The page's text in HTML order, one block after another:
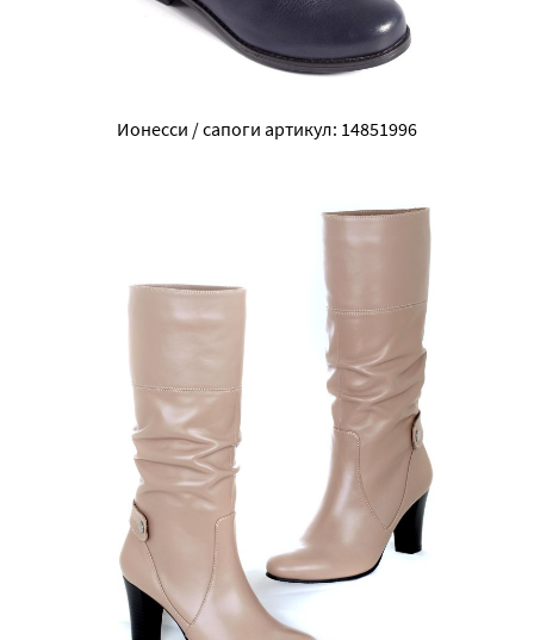
Ионесси / сапоги артикул: 14851996